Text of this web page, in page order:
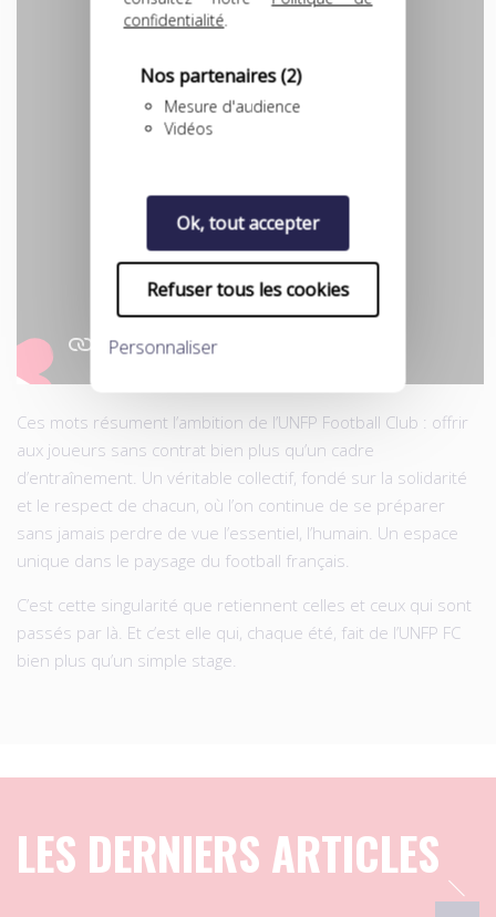
confidentialité.
Nos partenaires(2)
Mesure d'audience
Vidéos
Ok, tout accepter
Refuser tous les cookies
Personnaliser
Ces mots résument l’ambition de l’UNFP Football Club : offrir
aux joueurs sans contrat bien plus qu’un cadre
d’entraînement. Un véritable collectif, fondé sur la solidarité
et le respect de chacun, où l’on continue de se préparer
sans jamais perdre de vue l’essentiel, l’humain. Un espace
unique dans le paysage du football français.
C’est cette singularité que retiennent celles et ceux qui sont
passés par là. Et c’est elle qui, chaque été, fait de l’UNFP FC
bien plus qu’un simple stage.
LES DERNIERS ARTICLES